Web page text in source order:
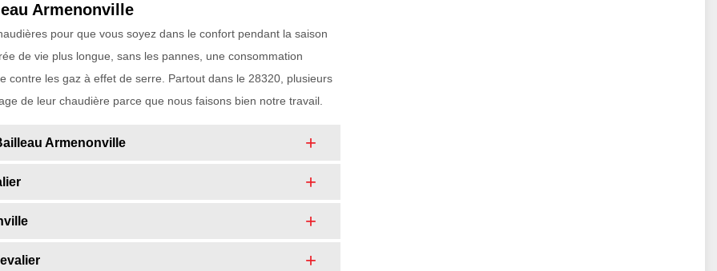
Armenonville
pour que vous soyez dans le confort pendant la saison
de vie plus longue, sans les pannes, une consommation
contre les gaz à effet de serre. Partout dans le 28320, plusieurs
de leur chaudière parce que nous faisons bien notre travail.
Armenonville